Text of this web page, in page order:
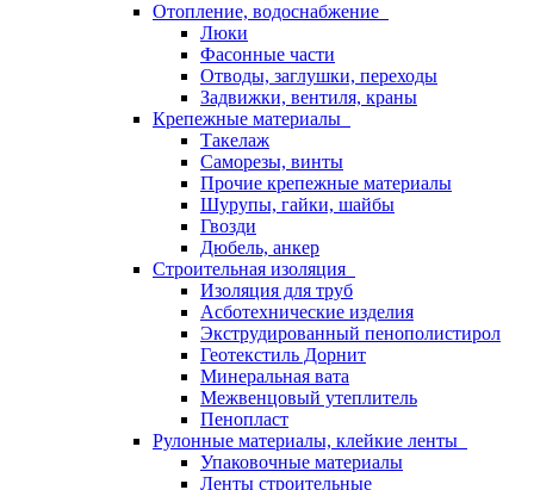
Отопление, водоснабжение
Люки
Фасонные части
Отводы, заглушки, переходы
Задвижки, вентиля, краны
Крепежные материалы
Такелаж
Саморезы, винты
Прочие крепежные материалы
Шурупы, гайки, шайбы
Гвозди
Дюбель, анкер
Строительная изоляция
Изоляция для труб
Асботехнические изделия
Экструдированный пенополистирол
Геотекстиль Дорнит
Минеральная вата
Межвенцовый утеплитель
Пенопласт
Рулонные материалы, клейкие ленты
Упаковочные материалы
Ленты строительные